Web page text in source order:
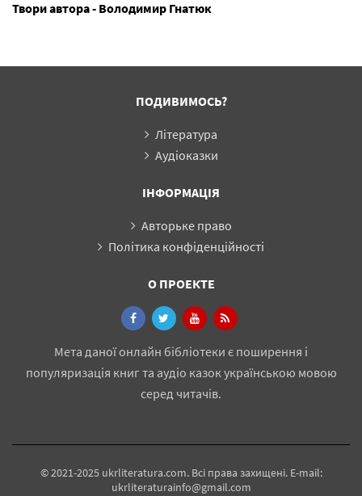
Твори автора - Володимир Гнатюк
ПОДИВИМОСЬ?
Література
Аудіоказки
ІНФОРМАЦІЯ
Авторьке право
Політика конфіденційності
О ПРОЕКТЕ
Мета даної онлайн бібліотеки є поширення і
популяризація книг та аудіо казок українською мовою
серед читачів.
© 2021-2025 ukrliteratura.com. Всі права захищені. E-mail:
ukrliteraturainfo@gmail.com